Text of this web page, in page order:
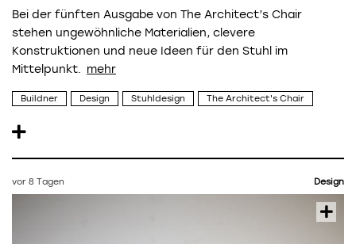
Bei der fünften Ausgabe von The Architect’s Chair
stehen ungewöhnliche Materialien, clevere
Konstruktionen und neue Ideen für den Stuhl im
Mittelpunkt.
Buildner Design Stuhldesign The Architect's Chair
vor 8 Tagen Design